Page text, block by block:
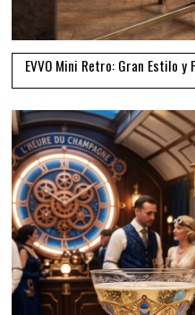
EVVO Mini Retro: Gran Estilo